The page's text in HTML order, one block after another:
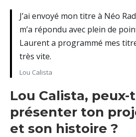
J’ai envoyé mon titre à Néo
m’a répondu avec plein de
Laurent a programmé mes
très vite.
Lou Calista
Lou Calista, peux-
présenter ton
et son histoire ?